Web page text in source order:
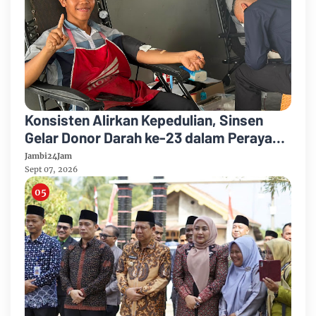
Konsisten Alirkan Kepedulian, Sinsen
Gelar Donor Darah ke-23 dalam Perayaan
Anniversary Sinsen
Jambi24Jam
Sept 07, 2026